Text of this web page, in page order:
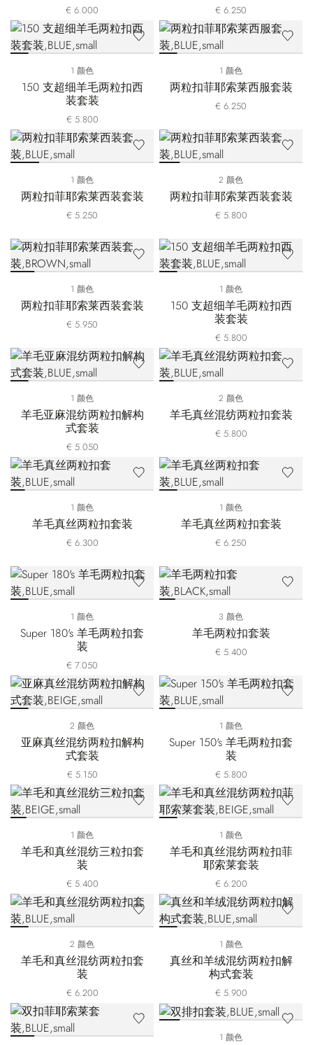
€ 6.000 € 6.250
1 颜色
150 支超细羊毛两粒扣西
装套装
€ 5.800
1 颜色
两粒扣菲耶索莱西服套装
€ 6.250
1 颜色
两粒扣菲耶索莱西装套装
€ 5.250
2 颜色
两粒扣菲耶索莱西装套装
€ 5.800
1 颜色
两粒扣菲耶索莱西装套装
€ 5.950
1 颜色
150 支超细羊毛两粒扣西
装套装
€ 5.800
1 颜色
羊毛亚麻混纺两粒扣解构
式套装
€ 5.050
2 颜色
羊毛真丝混纺两粒扣套装
€ 5.800
1 颜色
羊毛真丝两粒扣套装
€ 6.300
1 颜色
羊毛真丝两粒扣套装
€ 6.250
1 颜色
Super 180's 羊毛两粒扣套
装
€ 7.050
3 颜色
羊毛两粒扣套装
€ 5.400
2 颜色
亚麻真丝混纺两粒扣解构
式套装
€ 5.150
1 颜色
Super 150's 羊毛两粒扣套
装
€ 5.800
1 颜色
羊毛和真丝混纺三粒扣套
装
€ 5.400
1 颜色
羊毛和真丝混纺两粒扣菲
耶索莱套装
€ 6.200
2 颜色
羊毛和真丝混纺两粒扣套
装
€ 6.200
1 颜色
真丝和羊绒混纺两粒扣解
构式套装
€ 5.900
1 颜色